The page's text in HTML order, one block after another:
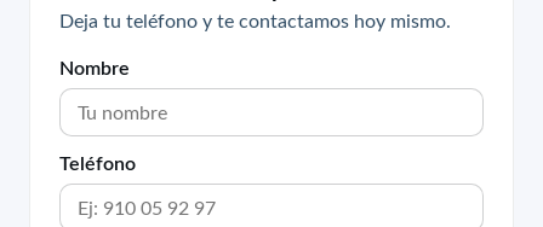
Deja tu teléfono y te contactamos hoy mismo.
Nombre
Teléfono